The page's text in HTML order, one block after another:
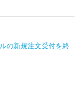
の新規注文受付を終